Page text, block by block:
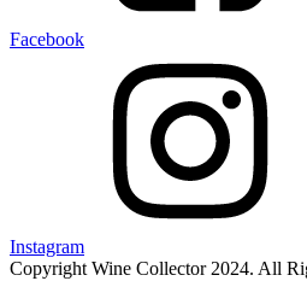
Facebook
Instagram
Copyright Wine Collector 2024. All